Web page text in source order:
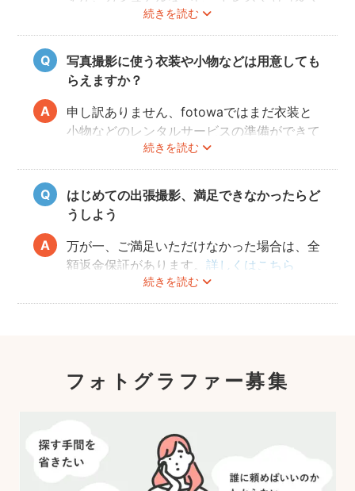
続きを読む
写すことができます。またご両親も着物を着
ると雰囲気が出ますが、洋服でもおしゃれな
写真に仕上がります。
写真撮影に使う衣装や小物などは用意しても
らえますか？
続きを読む
申し訳ありません、fotowaではまだ衣装と
小物などのレンタルサービスの準備ができて
おりませんので、お客様ご自身にご用意をお
願いしております。
はじめての出張撮影、満足できなかったらど
うしよう
続きを読む
万が一、ご満足いただけなかった場合は、全
額返金保証があります。詳しくはこちら
フォトグラファー募集